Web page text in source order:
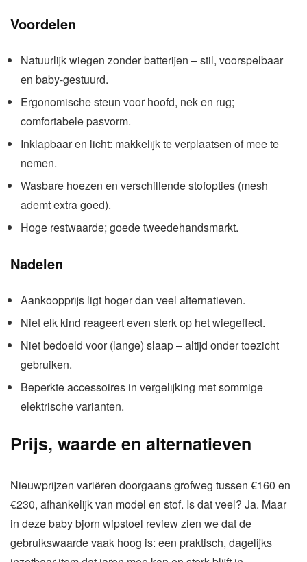
Voordelen
Natuurlijk wiegen zonder batterijen – stil, voorspelbaar
en baby-gestuurd.
Ergonomische steun voor hoofd, nek en rug;
comfortabele pasvorm.
Inklapbaar en licht: makkelijk te verplaatsen of mee te
nemen.
Wasbare hoezen en verschillende stofopties (mesh
ademt extra goed).
Hoge restwaarde; goede tweedehandsmarkt.
Nadelen
Aankoopprijs ligt hoger dan veel alternatieven.
Niet elk kind reageert even sterk op het wiegeffect.
Niet bedoeld voor (lange) slaap – altijd onder toezicht
gebruiken.
Beperkte accessoires in vergelijking met sommige
elektrische varianten.
Prijs, waarde en alternatieven
Nieuwprijzen variëren doorgaans grofweg tussen €160 en
€230, afhankelijk van model en stof. Is dat veel? Ja. Maar
in deze baby bjorn wipstoel review zien we dat de
gebruikswaarde vaak hoog is: een praktisch, dagelijks